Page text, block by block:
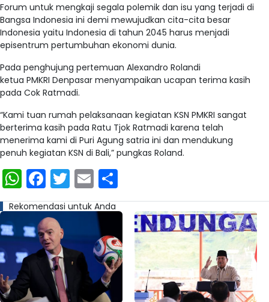
Forum untuk mengkaji segala polemik dan isu yang terjadi di
Bangsa Indonesia ini demi mewujudkan cita-cita besar
Indonesia yaitu Indonesia di tahun 2045 harus menjadi
episentrum pertumbuhan ekonomi dunia.
Pada penghujung pertemuan Alexandro Rolandi
ketua PMKRI Denpasar menyampaikan ucapan terima kasih
pada Cok Ratmadi.
“Kami tuan rumah pelaksanaan kegiatan KSN PMKRI sangat
berterima kasih pada Ratu Tjok Ratmadi karena telah
menerima kami di Puri Agung satria ini dan mendukung
penuh kegiatan KSN di Bali,” pungkas Roland.
WhatsApp
Facebook
Twitter
Email
Rekomendasi untuk Anda